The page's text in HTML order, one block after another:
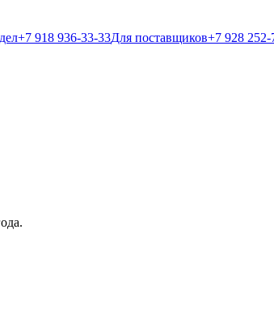
+7 918 936-33-33Для поставщиков+7 928 252-